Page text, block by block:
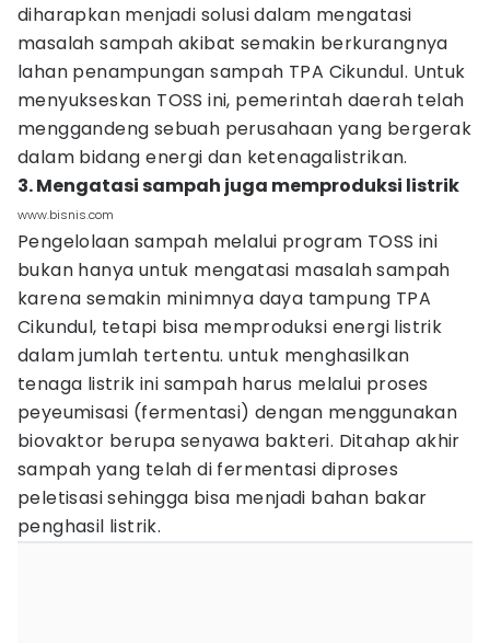
diharapkan menjadi solusi dalam mengatasi
masalah sampah akibat semakin berkurangnya
lahan penampungan sampah TPA Cikundul. Untuk
menyukseskan TOSS ini, pemerintah daerah telah
menggandeng sebuah perusahaan yang bergerak
dalam bidang energi dan ketenagalistrikan.
3. Mengatasi sampah juga memproduksi listrik
www.bisnis.com
Pengelolaan sampah melalui program TOSS ini
bukan hanya untuk mengatasi masalah sampah
karena semakin minimnya daya tampung TPA
Cikundul, tetapi bisa memproduksi energi listrik
dalam jumlah tertentu. untuk menghasilkan
tenaga listrik ini sampah harus melalui proses
peyeumisasi (fermentasi) dengan menggunakan
biovaktor berupa senyawa bakteri. Ditahap akhir
sampah yang telah di fermentasi diproses
peletisasi sehingga bisa menjadi bahan bakar
penghasil listrik.